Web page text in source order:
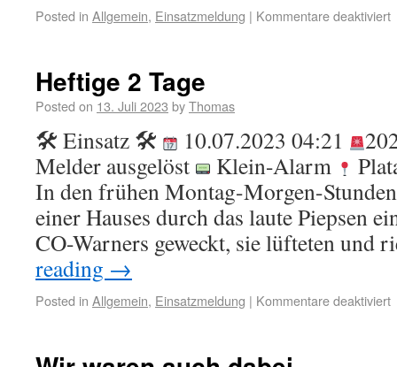
Posted in Allgemein, Einsatzmeldung | Kommentare deaktiviert
Heftige 2 Tage
Posted on 13. Juli 2023 byThomas
🛠 Einsatz 🛠 10.07.2023 04:21
Melder ausgelöst
Klein-Alarm
In den frühen Montag-Morgen-
einer Hauses durch das laute Piepsen
CO-Warners geweckt, sie lüfteten
reading →
Posted in Allgemein, Einsatzmeldung | Kommentare deaktiviert